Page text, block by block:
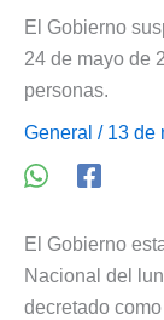
El Gobierno
24 de mayo de
personas.
General / 13 de
El Gobierno
Nacional del
decretado